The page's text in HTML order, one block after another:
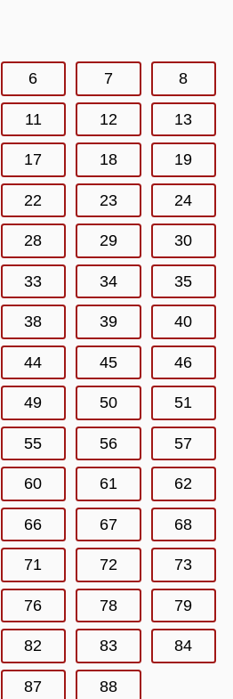
6 7 8
11 12 13
17 18 19
22 23 24
28 29 30
33 34 35
38 39 40
44 45 46
49 50 51
55 56 57
60 61 62
66 67 68
71 72 73
76 78 79
82 83 84
87 88